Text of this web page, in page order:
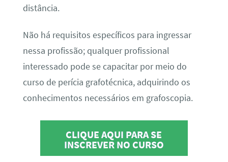
distância.
Não há requisitos específicos para ingressar
nessa profissão; qualquer profissional
interessado pode se capacitar por meio do
curso de perícia grafotécnica, adquirindo os
conhecimentos necessários em grafoscopia.
CLIQUE AQUI PARA SE
INSCREVER NO CURSO